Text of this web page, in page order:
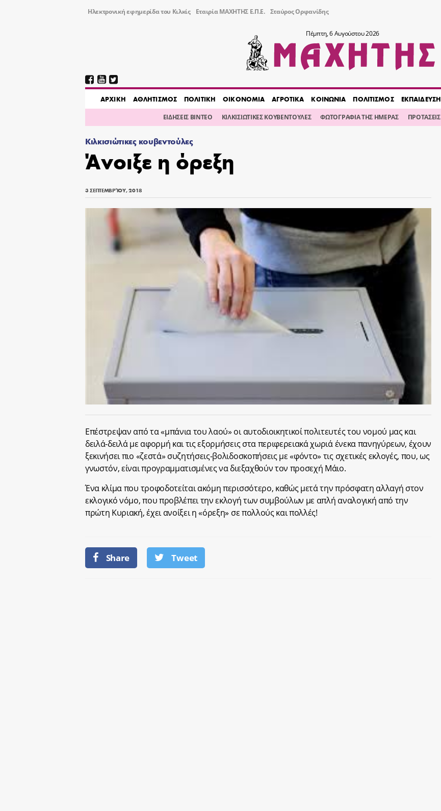
Ηλεκτρονική εφημερίδα του Κιλκίς Εταιρία ΜΑΧΗΤΗΣ Ε.Π.Ε. Σταύρος Ορφανίδης
Πέμπτη, 6 Αυγούστου 2026
AΡΧΙΚΗ ΑΘΛΗΤΙΣΜΟΣ ΠΟΛΙΤΙΚΗ ΟΙΚΟΝΟΜΙΑ ΑΓΡΟΤΙΚΑ ΚΟΙΝΩΝΙΑ ΠΟΛΙΤΙΣΜΟΣ ΕΚΠΑΙΔΕΥΣΗ
ΕΙΔΗΣΕΙΣ ΒΙΝΤΕΟ ΚΙΛΚΙΣΙΩΤΙΚΕΣ ΚΟΥΒΕΝΤΟΥΛΕΣ ΦΩΤΟΓΡΑΦΙΑ ΤΗΣ ΗΜΕΡΑΣ ΠΡΟΤΑΣΕΙΣ
Κιλκισιώτικες κουβεντούλες
Άνοιξε η όρεξη
3 ΣΕΠΤΕΜΒΡΊΟΥ, 2018
Επέστρεψαν από τα «μπάνια του λαού» οι αυτοδιοικητικοί πολιτευτές του νομού μας και
δειλά-δειλά με αφορμή και τις εξορμήσεις στα περιφερειακά χωριά ένεκα πανηγύρεων, έχουν
ξεκινήσει πιο «ζεστά» συζητήσεις-βολιδοσκοπήσεις με «φόντο» τις σχετικές εκλογές, που, ως
γνωστόν, είναι προγραμματισμένες να διεξαχθούν τον προσεχή Μάιο.
Ένα κλίμα που τροφοδοτείται ακόμη περισσότερο, καθώς μετά την πρόσφατη αλλαγή στον
εκλογικό νόμο, που προβλέπει την εκλογή των συμβούλων με απλή αναλογική από την
πρώτη Κυριακή, έχει ανοίξει η «όρεξη» σε πολλούς και πολλές!
Share Tweet